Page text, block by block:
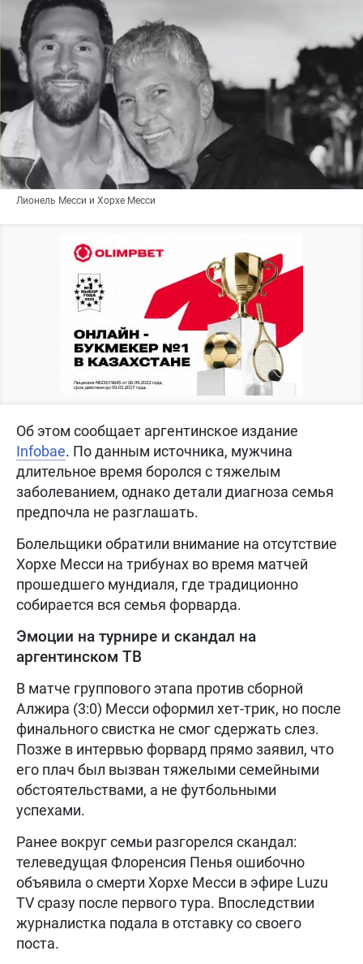
Лионель Месси и Хорхе Месси
Об этом сообщает аргентинское издание
Infobae. По данным источника, мужчина
длительное время боролся с тяжелым
заболеванием, однако детали диагноза семья
предпочла не разглашать.
Болельщики обратили внимание на отсутствие
Хорхе Месси на трибунах во время матчей
прошедшего мундиаля, где традиционно
собирается вся семья форварда.
Эмоции на турнире и скандал на
аргентинском ТВ
В матче группового этапа против сборной
Алжира (3:0) Месси оформил хет-трик, но после
финального свистка не смог сдержать слез.
Позже в интервью форвард прямо заявил, что
его плач был вызван тяжелыми семейными
обстоятельствами, а не футбольными
успехами.
Ранее вокруг семьи разгорелся скандал:
телеведущая Флоренсия Пенья ошибочно
объявила о смерти Хорхе Месси в эфире Luzu
TV сразу после первого тура. Впоследствии
журналистка подала в отставку со своего
поста.